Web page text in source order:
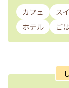
カフェ ス
ホテル
ご